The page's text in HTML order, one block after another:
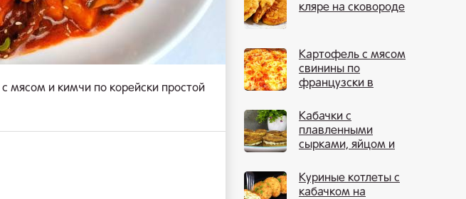
с мясом и кимчи по корейски простой
кляре на сковороде
Картофель с мясом
свинины по
французски в
Кабачки с
плавленными
сырками, яйцом и
Куриные котлеты с
кабачком на